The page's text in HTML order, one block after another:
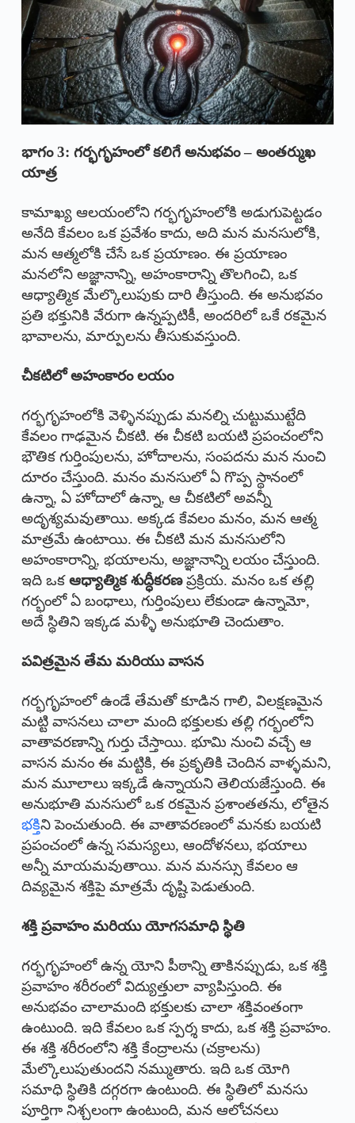
భాగం 3: గర్భగృహంలో కలిగే అనుభవం – అంతర్ముఖ
యాత్ర
కామాఖ్య ఆలయంలోని గర్భగృహంలోకి అడుగుపెట్టడం
అనేది కేవలం ఒక ప్రవేశం కాదు, అది మన మనసులోకి,
మన ఆత్మలోకి చేసే ఒక ప్రయాణం. ఈ ప్రయాణం
మనలోని అజ్ఞానాన్ని, అహంకారాన్ని తొలగించి, ఒక
ఆధ్యాత్మిక మేల్కొలుపుకు దారి తీస్తుంది. ఈ అనుభవం
ప్రతి భక్తునికి వేరుగా ఉన్నప్పటికీ, అందరిలో ఒకే రకమైన
భావాలను, మార్పులను తీసుకువస్తుంది.
చీకటిలో అహంకారం లయం
గర్భగృహంలోకి వెళ్ళినప్పుడు మనల్ని చుట్టుముట్టేది
కేవలం గాఢమైన చీకటి. ఈ చీకటి బయటి ప్రపంచంలోని
భౌతిక గుర్తింపులను, హోదాలను, సంపదను మన నుంచి
దూరం చేస్తుంది. మనం మనసులో ఏ గొప్ప స్థానంలో
ఉన్నా, ఏ హోదాలో ఉన్నా, ఆ చీకటిలో అవన్నీ
అదృశ్యమవుతాయి. అక్కడ కేవలం మనం, మన ఆత్మ
మాత్రమే ఉంటాయి. ఈ చీకటి మన మనసులోని
అహంకారాన్ని, భయాలను, అజ్ఞానాన్ని లయం చేస్తుంది.
ఇది ఒకఆధ్యాత్మిక శుద్ధీకరణప్రక్రియ. మనం ఒక తల్లి
గర్భంలో ఏ బంధాలు, గుర్తింపులు లేకుండా ఉన్నామో,
అదే స్థితిని ఇక్కడ మళ్ళీ అనుభూతి చెందుతాం.
పవిత్రమైన తేమ మరియు వాసన
గర్భగృహంలో ఉండే తేమతో కూడిన గాలి, విలక్షణమైన
మట్టి వాసనలు చాలా మంది భక్తులకు తల్లి గర్భంలోని
వాతావరణాన్ని గుర్తు చేస్తాయి. భూమి నుంచి వచ్చే ఆ
వాసన మనం ఈ మట్టికి, ఈ ప్రకృతికి చెందిన వాళ్ళమని,
మన మూలాలు ఇక్కడే ఉన్నాయని తెలియజేస్తుంది. ఈ
అనుభూతి మనసులో ఒక రకమైన ప్రశాంతతను, లోతైన
భక్తిని పెంచుతుంది. ఈ వాతావరణంలో మనకు బయటి
ప్రపంచంలో ఉన్న సమస్యలు, ఆందోళనలు, భయాలు
అన్నీ మాయమవుతాయి. మన మనస్సు కేవలం ఆ
దివ్యమైన శక్తిపై మాత్రమే దృష్టి పెడుతుంది.
శక్తి ప్రవాహం మరియు యోగసమాధి స్థితి
గర్భగృహంలో ఉన్న యోని పీఠాన్ని తాకినప్పుడు, ఒక శక్తి
ప్రవాహం శరీరంలో విద్యుత్తులా వ్యాపిస్తుంది. ఈ
అనుభవం చాలామంది భక్తులకు చాలా శక్తివంతంగా
ఉంటుంది. ఇది కేవలం ఒక స్పర్శ కాదు, ఒక శక్తి ప్రవాహం.
ఈ శక్తి శరీరంలోని శక్తి కేంద్రాలను (చక్రాలను)
మేల్కొలుపుతుందని నమ్ముతారు. ఇది ఒక యోగి
సమాధి స్థితికి దగ్గరగా ఉంటుంది. ఈ స్థితిలో మనసు
పూర్తిగా నిశ్చలంగా ఉంటుంది, మన ఆలోచనలు